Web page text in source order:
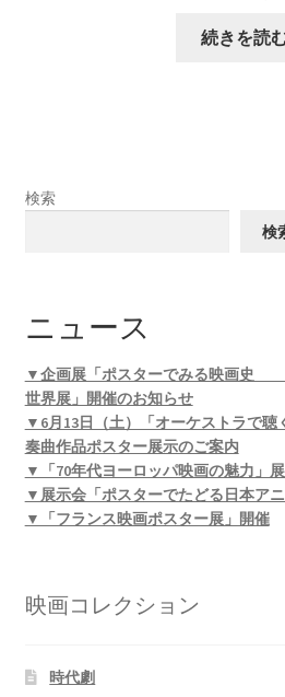
続きを読
検索
検
ニュース
▼企画展「ポスターでみる映
世界展」開催のお知らせ
▼6月13日（土）「オーケストラで聴
奏曲作品ポスター展示のご案内
▼「70年代ヨーロッパ映画の魅力」
▼展示会「ポスターでたどる日本ア
▼「フランス映画ポスター展」開催
映画コレクション
時代劇